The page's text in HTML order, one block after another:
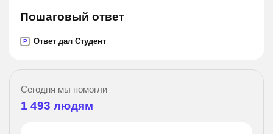
Пошаговый ответ
P Ответ дал Студент
Сегодня мы помогли
1 493 людям